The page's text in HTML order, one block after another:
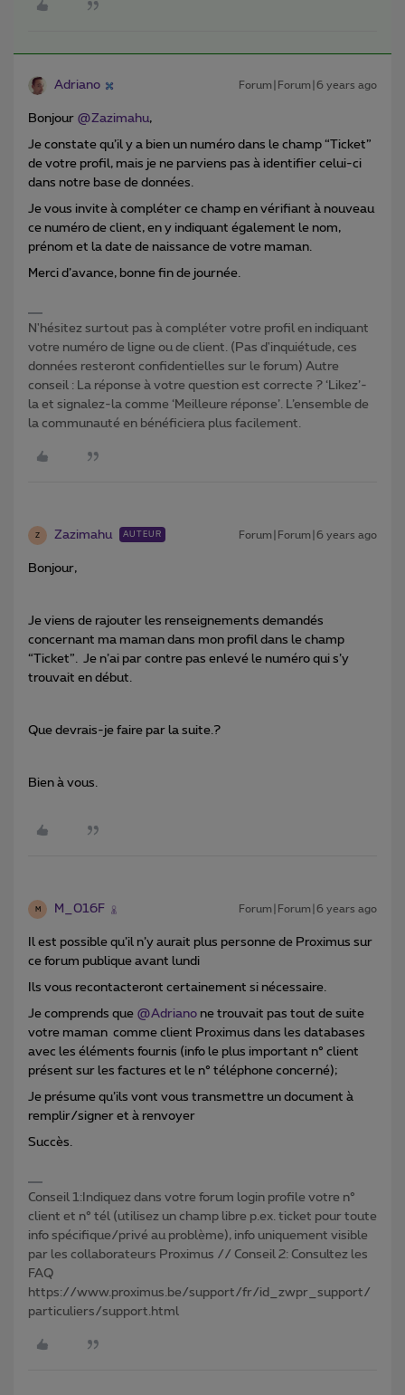
Adriano Forum|Forum|6 years ago
Bonjour @Zazimahu,
Je constate qu’il y a bien un numéro dans le champ “Ticket”
de votre profil, mais je ne parviens pas à identifier celui-ci
dans notre base de données.
Je vous invite à compléter ce champ en vérifiant à nouveau
ce numéro de client, en y indiquant également le nom,
prénom et la date de naissance de votre maman.
Merci d’avance, bonne fin de journée.
N'hésitez surtout pas à compléter votre profil en indiquant
votre numéro de ligne ou de client. (Pas d'inquiétude, ces
données resteront confidentielles sur le forum) Autre
conseil : La réponse à votre question est correcte ? ‘Likez’-
la et signalez-la comme ‘Meilleure réponse’. L’ensemble de
la communauté en bénéficiera plus facilement.
Z Zazimahu AUTEUR Forum|Forum|6 years ago
Bonjour,
Je viens de rajouter les renseignements demandés
concernant ma maman dans mon profil dans le champ
“Ticket”. Je n’ai par contre pas enlevé le numéro qui s’y
trouvait en début.
Que devrais-je faire par la suite.?
Bien à vous.
M M_016F Forum|Forum|6 years ago
Il est possible qu’il n’y aurait plus personne de Proximus sur
ce forum publique avant lundi
Ils vous recontacteront certainement si nécessaire.
Je comprends que @Adriano ne trouvait pas tout de suite
votre maman comme client Proximus dans les databases
avec les éléments fournis (info le plus important n° client
présent sur les factures et le n° téléphone concerné);
Je présume qu’ils vont vous transmettre un document à
remplir/signer et à renvoyer
Succès.
Conseil 1:Indiquez dans votre forum login profile votre n°
client et n° tél (utilisez un champ libre p.ex. ticket pour toute
info spécifique/privé au problème), info uniquement visible
par les collaborateurs Proximus // Conseil 2: Consultez les
FAQ
https://www.proximus.be/support/fr/id_zwpr_support/
particuliers/support.html